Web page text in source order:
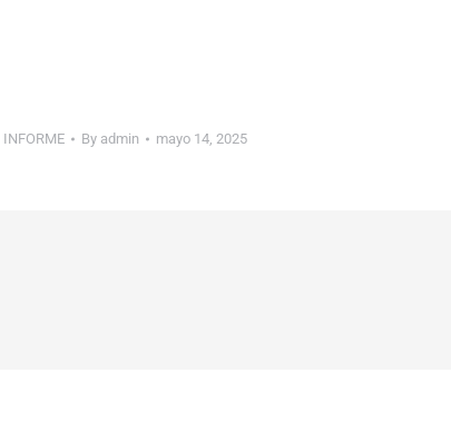
INFORME By admin mayo 14, 2025